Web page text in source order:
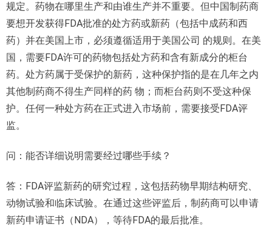
规定。药物在哪里生产和由谁生产并不重要。但中国制药商
要想开发获得FDA批准的处方药或新药（包括中成药和西
药）并在美国上市，必须遵循适用于美国公司 的规则。在美
国，需要FDA许可的药物包括处方药和含有新成分的柜台
药。处方药属于受保护的新药，这种保护指的是在几年之内
其他制药商不得生产同样的药 物；而柜台药则不受这种保
护。任何一种处方药在正式进入市场前，需要接受FDA评
监。
问：能否详细说明需要经过哪些手续？
答：FDA评监新药的研究过程，这包括药物早期结构研究、
动物试验和临床试验。在通过这些评监后，制药商可以申请
新药申请证书（NDA），等待FDA的最后批准。